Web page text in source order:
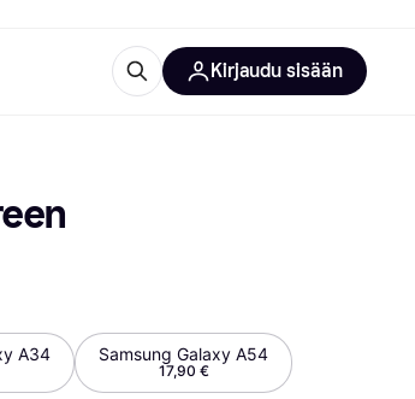
Kirjaudu sisään
A34 Samsung Galaxy A54
17,90 €